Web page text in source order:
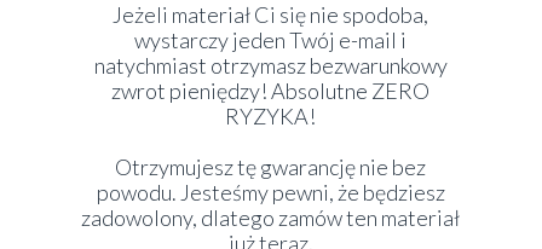
Jeżeli materiał Ci się nie spodoba,
wystarczy jeden Twój e-mail i
natychmiast otrzymasz bezwarunkowy
zwrot pieniędzy! Absolutne ZERO
RYZYKA!
Otrzymujesz tę gwarancję nie bez
powodu. Jesteśmy pewni, że będziesz
zadowolony, dlatego zamów ten materiał
już teraz.